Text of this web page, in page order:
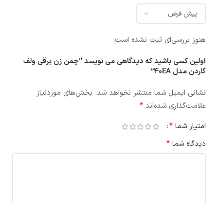
هنوز بررسی‌ای ثبت نشده است.
اولین کسی باشید که دیدگاهی می نویسد “چمن زن برقی ولف
گاردن مدل 40EA”
نشانی ایمیل شما منتشر نخواهد شد. بخش‌های موردنیاز
علامت‌گذاری شده‌اند *
امتیاز شما *
دیدگاه شما *